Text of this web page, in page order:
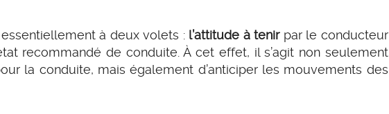
à deux volets : l’attitude à tenirpar le conducteur
recommandé de conduite. À cet effet, il s’agit non seulement
la conduite, mais également d’anticiper les mouvements des